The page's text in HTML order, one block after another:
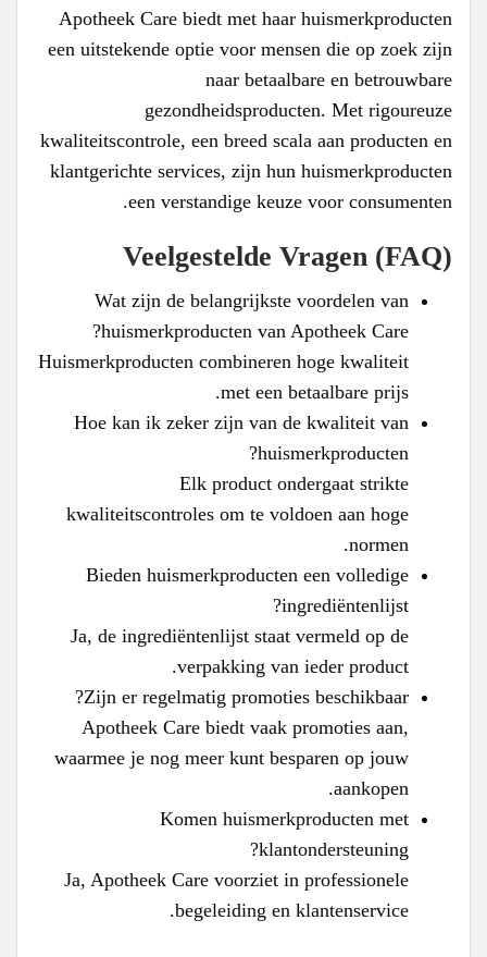
Apotheek Care biedt met haar huismerkproducten
een uitstekende optie voor mensen die op zoek zijn
naar betaalbare en betrouwbare
gezondheidsproducten. Met rigoureuze
kwaliteitscontrole, een breed scala aan producten en
klantgerichte services, zijn hun huismerkproducten
een verstandige keuze voor consumenten.
Veelgestelde Vragen (FAQ)
Wat zijn de belangrijkste voordelen van
huismerkproducten van Apotheek Care?
Huismerkproducten combineren hoge kwaliteit
met een betaalbare prijs.
Hoe kan ik zeker zijn van de kwaliteit van
huismerkproducten?
Elk product ondergaat strikte
kwaliteitscontroles om te voldoen aan hoge
normen.
Bieden huismerkproducten een volledige
ingrediëntenlijst?
Ja, de ingrediëntenlijst staat vermeld op de
verpakking van ieder product.
Zijn er regelmatig promoties beschikbaar?
Apotheek Care biedt vaak promoties aan,
waarmee je nog meer kunt besparen op jouw
aankopen.
Komen huismerkproducten met
klantondersteuning?
Ja, Apotheek Care voorziet in professionele
begeleiding en klantenservice.